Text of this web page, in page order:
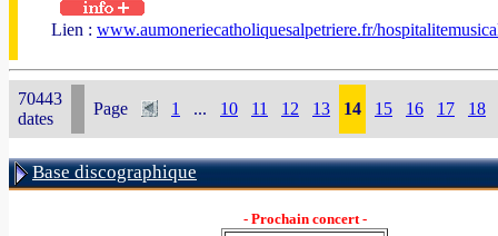
Lien : www.aumoneriecatholiquesalpetriere.fr/
70443
dates
Page 1 ... 10 11 12 13 14 15 16 17 18
Base discographique
- Prochain concert -